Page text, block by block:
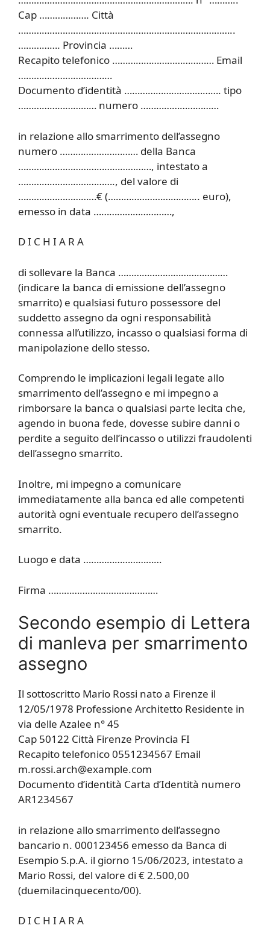
Cap ………………. Città
………………………………………………………………………..
……………. Provincia ………
Recapito telefonico ………………………………… Email
………………………………
Documento d’identità ………………………………. tipo
………………………… numero …………………………
in relazione allo smarrimento dell’assegno
numero ………………………… della Banca
……………………………………………, intestato a
………………………………., del valore di
…………………………€ (…………………………….. euro),
emesso in data …………………………,
D I C H I A R A
di sollevare la Banca ……………………………………
(indicare la banca di emissione dell’assegno
smarrito) e qualsiasi futuro possessore del
suddetto assegno da ogni responsabilità
connessa all’utilizzo, incasso o qualsiasi forma di
manipolazione dello stesso.
Comprendo le implicazioni legali legate allo
smarrimento dell’assegno e mi impegno a
rimborsare la banca o qualsiasi parte lecita che,
agendo in buona fede, dovesse subire danni o
perdite a seguito dell’incasso o utilizzi fraudolenti
dell’assegno smarrito.
Inoltre, mi impegno a comunicare
immediatamente alla banca ed alle competenti
autorità ogni eventuale recupero dell’assegno
smarrito.
Luogo e data …………………………
Firma ……………………………………
Secondo esempio di Lettera
di manleva per smarrimento
assegno
Il sottoscritto Mario Rossi nato a Firenze il
12/05/1978 Professione Architetto Residente in
via delle Azalee n° 45
Cap 50122 Città Firenze Provincia FI
Recapito telefonico 0551234567 Email
m.rossi.arch@example.com
Documento d’identità Carta d’Identità numero
AR1234567
in relazione allo smarrimento dell’assegno
bancario n. 000123456 emesso da Banca di
Esempio S.p.A. il giorno 15/06/2023, intestato a
Mario Rossi, del valore di € 2.500,00
(duemilacinquecento/00).
D I C H I A R A